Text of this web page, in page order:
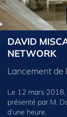
DAVID
NETWORK
Lancement de
Le 12 mars 2018,
présenté par M.
d’une heure.